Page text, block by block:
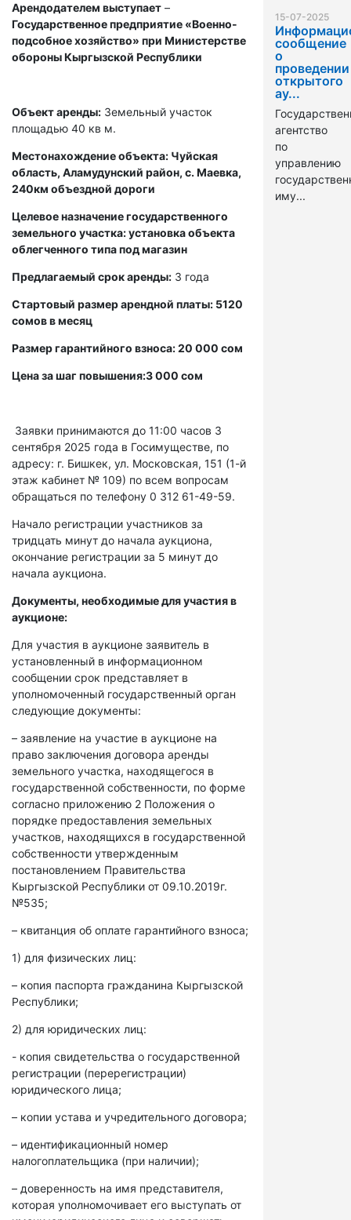
Арендодателем выступает –
Государственное предприятие «Военно-
подсобное хозяйство» при Министерстве
обороны Кыргызской Республики
Объект аренды: Земельный участок
площадью 40 кв м.
Местонахождение объекта: Чуйская
область, Аламудунский район, с. Маевка,
240км объездной дороги
Целевое назначение государственного
земельного участка: установка объекта
облегченного типа под магазин
Предлагаемый срок аренды: 3 года
Стартовый размер арендной платы: 5120
сомов в месяц
Размер гарантийного взноса: 20 000 сом
Цена за шаг повышения:3 000 сом
Заявки принимаются до 11:00 часов 3
сентября 2025 года в Госимуществе, по
адресу: г. Бишкек, ул. Московская, 151 (1-й
этаж кабинет № 109) по всем вопросам
обращаться по телефону 0 312 61-49-59.
Начало регистрации участников за
тридцать минут до начала аукциона,
окончание регистрации за 5 минут до
начала аукциона.
Документы, необходимые для участия в
аукционе:
Для участия в аукционе заявитель в
установленный в информационном
сообщении срок представляет в
уполномоченный государственный орган
следующие документы:
– заявление на участие в аукционе на
право заключения договора аренды
земельного участка, находящегося в
государственной собственности, по форме
согласно приложению 2 Положения о
порядке предоставления земельных
участков, находящихся в государственной
собственности утвержденным
постановлением Правительства
Кыргызской Республики от 09.10.2019г.
№535;
– квитанция об оплате гарантийного взноса;
1) для физических лиц:
– копия паспорта гражданина Кыргызской
Республики;
2) для юридических лиц:
- копия свидетельства о государственной
регистрации (перерегистрации)
юридического лица;
– копии устава и учредительного договора;
– идентификационный номер
налогоплательщика (при наличии);
– доверенность на имя представителя,
которая уполномочивает его выступать от
15-07-2025
сообщение
о
проведении
открытого
ау...
агентство
по
управлению
иму...